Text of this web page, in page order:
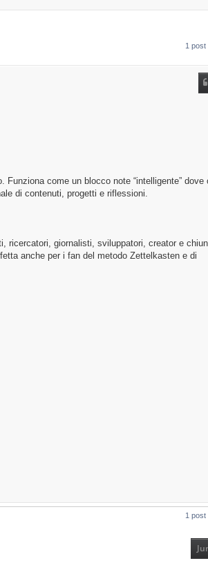
1 post
come un blocco note “intelligente” dove
di contenuti, progetti e riflessioni.
ricercatori, giornalisti, sviluppatori, creator e
anche per i fan del metodo Zettelkasten e di
1 post